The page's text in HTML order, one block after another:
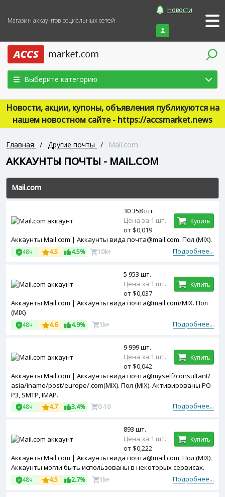
Магазин аккаунтов социальных сетей
Новости
Войти
Выберите категорию
Новости, акции, купоны, объявления публикуются на
нашем новостном сайте - https://accsmarket.news
Главная / Другие почты / Mail.com
АККАУНТЫ ПОЧТЫ - MAIL.COM
Mail.com
Аккаунты Mail.com | Аккаунты вида почта@mail.com. Пол (MIX).
Подробнее...
48ч 4.5 4.5% 10k+
30 358 шт.
Цена за 1 шт.
от $0,019
Купить
Аккаунты Mail.com | Аккаунты вида почта@mail.com/MIX. Пол
(MIX)
Подробнее...
48ч 4.6 4.9% 1k+
5 953 шт.
Цена за 1 шт.
от $0,037
Купить
Аккаунты Mail.com | Аккаунты вида почта@myself/consultant/
asia/iname/post/europe/.com(MIX). Пол (MIX). Активированы PO
P3, SMTP, IMAP.
Подробнее...
48ч 4.7 3.4% 0-10
9 999 шт.
Цена за 1 шт.
от $0,042
Купить
Аккаунты Mail.com | Аккаунты вида почта@mail.com. Пол (MIX).
Аккаунты могли быть использованы в некоторых сервисах.
Подробнее...
48ч 4.5 2.7% 1k+
893 шт.
Цена за 1 шт.
от $0,222
Купить